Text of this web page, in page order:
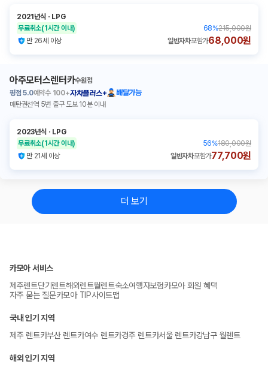
2021년식 ㆍ LPG
무료취소(1시간 이내) 68%215,000원
만 26세 이상
일반자차포함가68,000원
아주모터스렌터카수원점
평점 5.0예약수 100+자차플러스+
배달가능
매탄권선역 5번 출구 도보 10분 이내
2023년식 ㆍ LPG
무료취소(1시간 이내) 56%180,000원
만 21세 이상
일반자차포함가77,700원
더 보기
카모아 서비스
제주렌트단기렌트해외렌트월렌트숙소여행자보험카모아 회원 혜택
자주 묻는 질문카모아 TIP사이트맵
국내 인기 지역
제주 렌트카부산 렌트카여수 렌트카경주 렌트카서울 렌트카강남구 월렌트
해외 인기 지역